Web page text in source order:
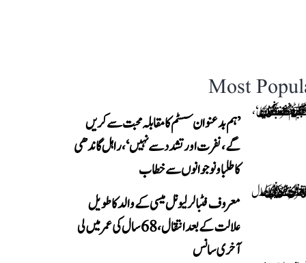
Most
’ہم بدعنوان سسٹم کا مقابلہ محبت سے کریں
گے، نفرت اور تشدد سے نہیں‘، راہل گاندھی
کا طلبا و نوجوانوں سے خطاب
معروف فٹبالر لیونل میسی کے والد کا طویل
علالت کے بعد انتقال، 68 سال کی عمر میں لی
آخری سانس